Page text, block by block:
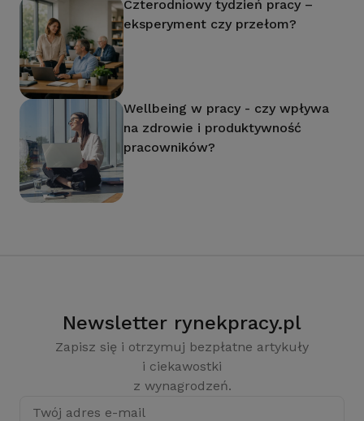
Czterodniowy tydzień pracy –
eksperyment czy przełom?
Wellbeing w pracy - czy wpływa
na zdrowie i produktywność
pracowników?
Newsletter rynekpracy.pl
Zapisz się i otrzymuj bezpłatne artykuły
i ciekawostki
z wynagrodzeń.
Twój adres e-mail